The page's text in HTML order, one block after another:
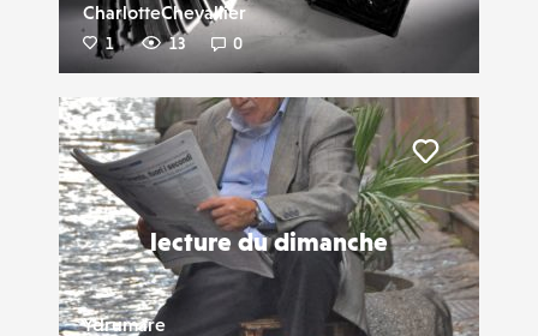
CharlotteChevallier
1 13 0
lecture du dimanche
Ydrumare
Liker